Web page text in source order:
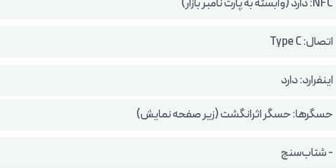
NFC: دارد (وابسته به پارت نامبر بازار)
اتصال: Type C
اینفرارد: دارد
حسگرها: حسگر اثرانگشت (زیر صفحه نمایش)
- شتاب‌سنج